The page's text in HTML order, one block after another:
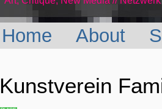
Home About
Kunstverein